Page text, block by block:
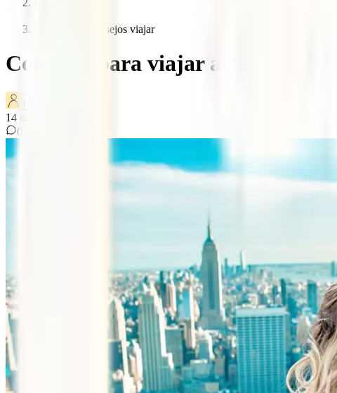
Nueva york consejos viajar
Consejos para viajar a Nueva
14 minutos de lectura
0